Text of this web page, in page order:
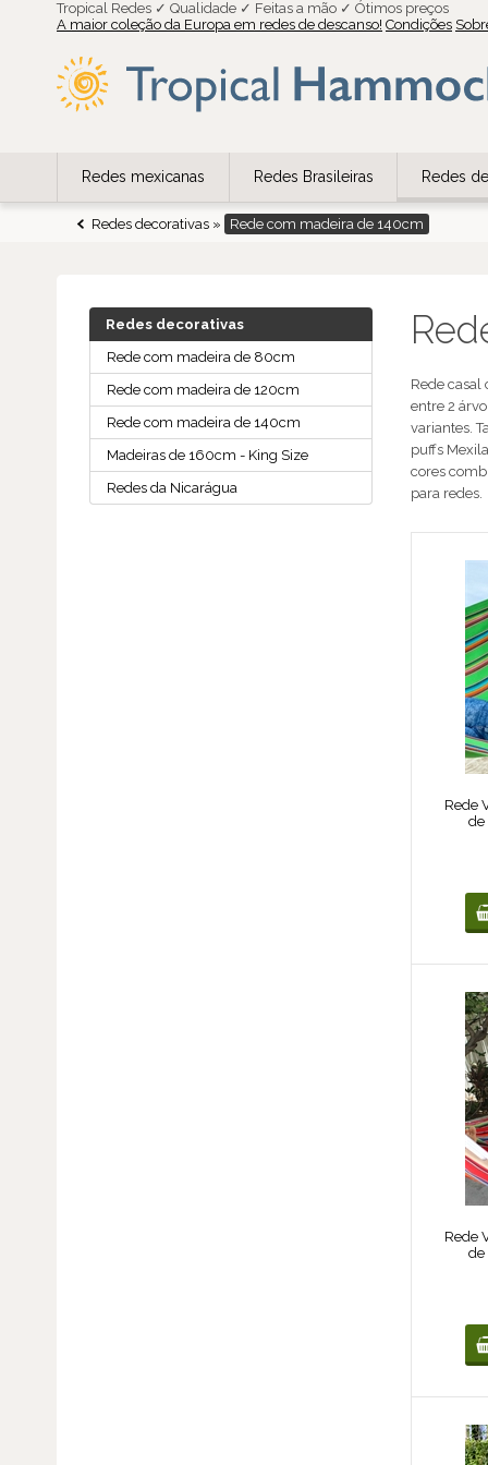
Tropical Redes ✓ Qualidade ✓ Feitas a mão ✓ Ótimos preços
A maior coleção da Europa em redes de descanso! Condições
Redes mexicanas Redes Brasileiras Redes
Redes decorativas » Rede com madeira de 140cm
Redes decorativas
Rede com madeira de 80cm
Rede com madeira de 120cm
Rede com madeira de 140cm
Madeiras de 160cm - King Size
Redes da Nicarágua
Rede
entre 2
variantes.
puffs
cores
para redes.
Rede
de
Rede
de